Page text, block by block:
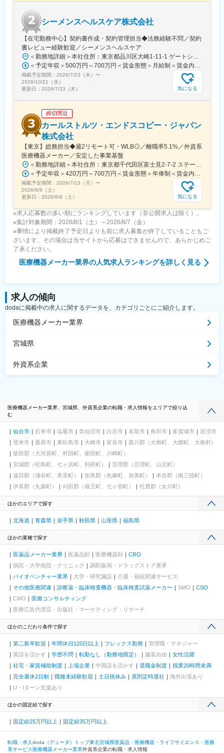
シーメンスヘルスケア株式会社
【在宅勤務中心】契約書作成・契約管理担当◆法務経験不問／契約
書レビュー経験歓迎／シーメンスヘルスケア
掲載予定期間： 2026/7/23（木） 〜
2026/10/21（水）
更新日： 2026/7/23（木） 気になる
締切間近
カールストルツ・エンドスコピー・ジャパン
株式会社
【東京】総務担当◆週2リモート可・WLB◎／離職率5.1%／外資系
医療機器メーカー／安定した事業基盤
掲載予定期間： 2026/7/13（月） 〜
2026/8/8（土）
更新日： 2026/8/8（土） 気になる
※求人応募数の多い順にランキングしています（非公開求人は除く）。
※集計対象期間：2026/8/1（土）～2026/8/7（金）
※事情により掲載終了予定日よりも前に求人募集が終了していることもご
ざいます。その場合は当サイトから応募はできませんので、あらかじめご
了承ください。
医療機器メーカー業界の人気求人ランキングを詳しく見る
求人の傾向
dodaに掲載中の求人に関するデータを、カテゴリごとにご紹介します。
医療機器メーカー業界
宮城県
外資系企業
医療機器メーカー業界、宮城県、外資系企業の転職・求人情報をエリアで絞り込
む
仙台市 石巻市 塩竈市 気仙沼市 白石市 名取市 角田市 多賀城市
岩沼市
登米市
栗原市 東松島市 大崎市 富谷市
黒川郡（大和町、大郷町、大衡村）
柴田郡（大河原町、村田町、柴田町、川崎町）
宮城郡（松島町、七ヶ浜町、利府町）
亘理郡（亘理町、山元町）
遠田郡（涌谷町、美里町）
加美郡（色麻町、加美町）
本吉郡（南三陸町）
伊具郡（丸森町）
刈田郡（蔵王町、七ヶ宿町） 牡鹿郡（女川町）
ほかのエリアで探す
北海道 青森県 岩手県 秋田県 山形県 福島県
ほかの業種で探す
医薬品メーカー業界 医薬品卸 医療機器卸
CRO
病院・大学病院・クリニック
調剤薬局・ドラッグストア業界
バイオベンチャー業界
大学・研究施設
介護・福祉関連サービス
その他医療関連
診断薬・臨床検査機器・臨床検査試薬メーカー SMO
CSO
CMO
医療コンサルティング
医療広告代理店・出版社・マーケティング・リサーチ
ほかのこだわり条件で探す
第二新卒歓迎 年間休日120日以上 フレックス勤務
管理職・マネジャー
英語を活かす
学歴不問 転勤なし（勤務地限定） 服装自由
女性活躍
社宅・家賃補助制度
上場企業 中国語を活かす 退職金制度
残業20時間未満
完全週休2日制
職種未経験歓迎 土日祝休み 原則定時退社
海外出張あり
U・Iターン支援あり
ほかの固定給で探す
固定給25万円以上 固定給35万円以上
転職・求人doda（デューダ）トップ東北宮城県医薬品・医療機器・ライフサイエンス・医療
系サービス 医療機器メーカー業界外資系企業の転職・求人情報